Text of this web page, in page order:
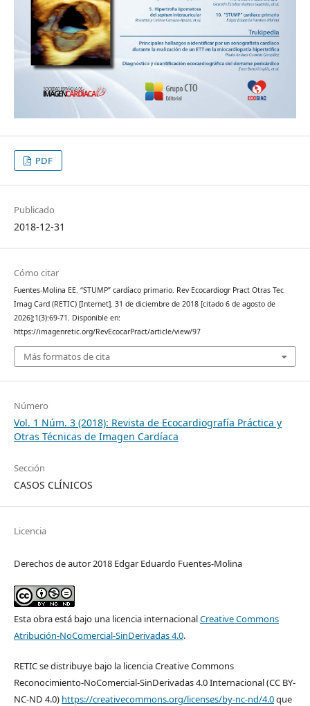
PDF
Publicado
2018-12-31
Cómo citar
Fuentes-Molina EE. “STUMP” cardíaco primario. Rev Ecocardiogr Pract Otras Tec
Imag Card (RETIC) [Internet]. 31 de diciembre de 2018 [citado 6 de agosto de
2026];1(3):69-71. Disponible en:
https://imagenretic.org/RevEcocarPract/article/view/97
Más formatos de cita
Número
Vol. 1 Núm. 3 (2018): Revista de Ecocardiografía Práctica y
Otras Técnicas de Imagen Cardíaca
Sección
CASOS CLÍNICOS
Licencia
Derechos de autor 2018 Edgar Eduardo Fuentes-Molina
Esta obra está bajo una licencia internacionalCreative Commons
Atribución-NoComercial-SinDerivadas 4.0.
RETIC se distribuye bajo la licencia Creative Commons
Reconocimiento-NoComercial-SinDerivadas 4.0 Internacional (CC BY-
NC-ND 4.0) https://creativecommons.org/licenses/by-nc-nd/4.0que